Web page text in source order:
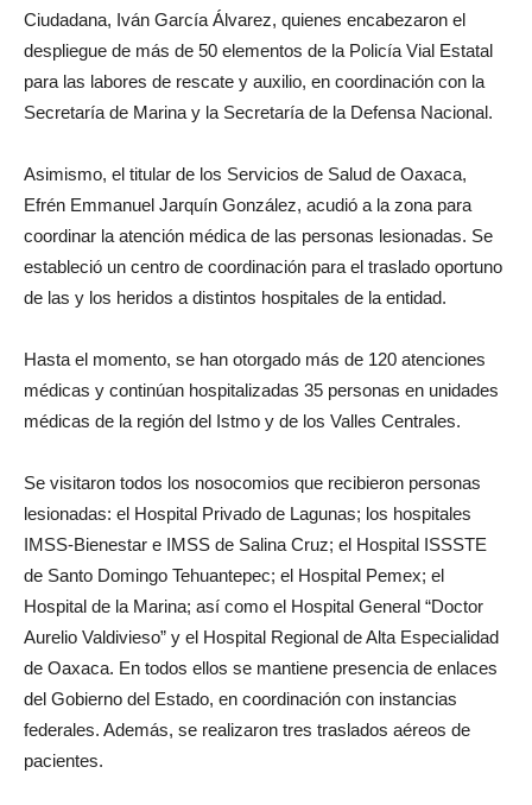
Ciudadana, Iván García Álvarez, quienes encabezaron el
despliegue de más de 50 elementos de la Policía Vial Estatal
para las labores de rescate y auxilio, en coordinación con la
Secretaría de Marina y la Secretaría de la Defensa Nacional.
Asimismo, el titular de los Servicios de Salud de Oaxaca,
Efrén Emmanuel Jarquín González, acudió a la zona para
coordinar la atención médica de las personas lesionadas. Se
estableció un centro de coordinación para el traslado oportuno
de las y los heridos a distintos hospitales de la entidad.
Hasta el momento, se han otorgado más de 120 atenciones
médicas y continúan hospitalizadas 35 personas en unidades
médicas de la región del Istmo y de los Valles Centrales.
Se visitaron todos los nosocomios que recibieron personas
lesionadas: el Hospital Privado de Lagunas; los hospitales
IMSS-Bienestar e IMSS de Salina Cruz; el Hospital ISSSTE
de Santo Domingo Tehuantepec; el Hospital Pemex; el
Hospital de la Marina; así como el Hospital General “Doctor
Aurelio Valdivieso” y el Hospital Regional de Alta Especialidad
de Oaxaca. En todos ellos se mantiene presencia de enlaces
del Gobierno del Estado, en coordinación con instancias
federales. Además, se realizaron tres traslados aéreos de
pacientes.